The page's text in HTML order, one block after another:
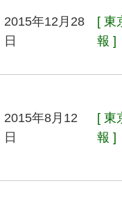
2015年12月28
日
[ 東
報 ]
2015年8月12
日
[ 東
報 ]